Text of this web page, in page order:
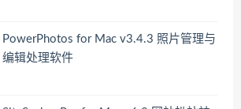
PowerPhotos for Mac v3.4.3 照片管理与
编辑处理软件